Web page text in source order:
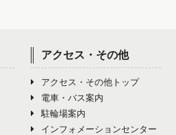
アクセス・その他
アクセス・その他トップ
電車・バス案内
駐輪場案内
インフォメーションセンター